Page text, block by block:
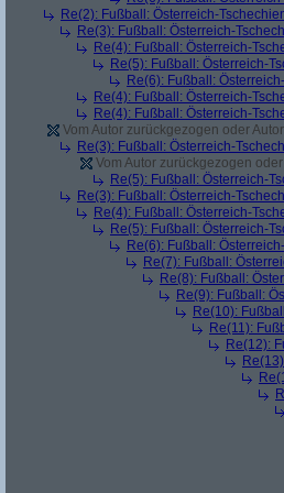
Re(2): Fußball: Österreich-
Re(3): Fußball: Österreich-
Re(4): Fußball: Österreich-
Re(5): Fußball: Österreich-
Re(6): Fußball:
Re(4): Fußball: Österreich-
Re(4): Fußball: Österreich-
Vom Autor zurückgezogen oder
Re(3): Fußball: Österreich-
Vom Autor zurückgezogen
Re(5): Fußball: Österreich-
Re(3): Fußball: Österreich-
Re(4): Fußball: Österreich-
Re(5): Fußball: Österreich-
Re(6): Fußball:
Re(7): Fußball:
Re(8): Fußball:
Re(9): Fußball:
Re(10):
Re(11):
Re(12):